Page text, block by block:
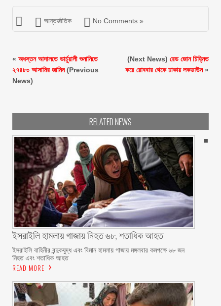
আন্তর্জাতিক No Comments »
« অধস্তন আদালতে ভার্চুয়ালী শুনানিতে
২৭৪৮০ আসামির জামিন(Previous
News)
(Next News) রেড জোন চিহ্নিত
করে রোববার থেকে ঢাকায় লকডাউন»
RELATED NEWS
ইসরাইলি হামলায় গাজায় নিহত ৬৮, শতাধিক আহত
ইসরাইলি বাহিনীর বন্দুকযুদ্ধ এবং বিমান হামলায় গাজায় মঙ্গলবার কমপক্ষে ৬৮ জন
নিহত এবং শতাধিক আহত
READ MORE